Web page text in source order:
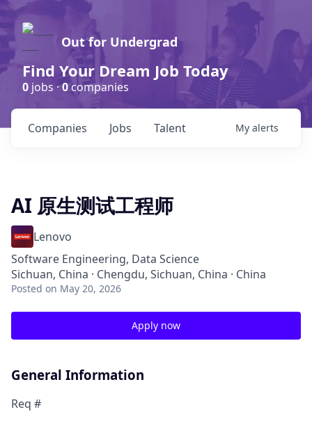
Out for Undergrad
Find Your Dream Job Today
0 jobs ·0companies
Jobs
Companies Talent My alerts
AI 原生测试工程师
Lenovo
Software Engineering, Data Science
Sichuan, China · Chengdu, Sichuan, China · China
Posted on May 20, 2026
Apply now
General Information
Req #